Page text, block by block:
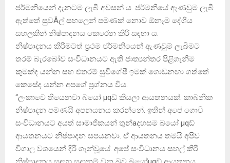
ජර්මනියෙන් දැනටම ලැබී අවසන් ය. ජර්මනියේ ඇණවුම ලැබී
ඇත්තේ සුවÄල් සහලෙන් පමණක්‌ නොව ඕනෑම දේශීය
සහලකින් නිෂ්පාදනය කෙරෙන කිරි සඳහා ය.
නිෂ්පාදනය කිරීමටත් ප්‍රථම ජර්මනියෙන් ඇණවුම් ලැබීමට
තරම් බැරබෝව සංවිධානයට ඇති ජාත්‍යන්තර පිළිගැනීම
කුමක්‌ද යන්න සහ එතරම් සුවිශේෂී ඉමක්‌ ගොඩනඟා ගත්තේ
කෙසේද යන්න අපගේ ප්‍රශ්නය විය.
“ලංකාවෙ තියෙනවා බයෝ µqඩ් කියලා ආයතනයක්‌. කාබනික
නිෂ්පාදන පමණයි අපනයනය කරන්නේ. ඉතින් අපේ ගොවි
සංවිධානයට අයත් සාමාජිකයන් තුන්aදහසම බයෝ µqඩ්
ආයතනයට නිෂ්පාදන සපයනවා. ඒ ආයතනය තමයි අපිව
විශාල වශයෙන් දිරි ගැන්වූයේ. අපේ සංවිධානය සහල් කිරි